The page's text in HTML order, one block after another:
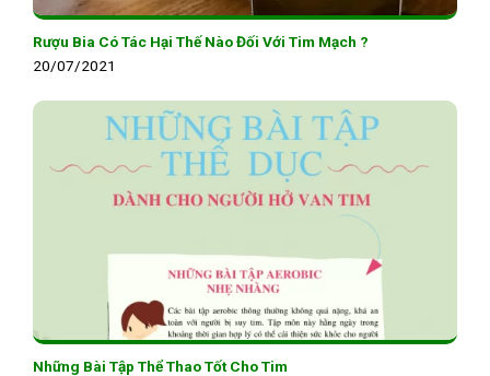
Rượu Bia Có Tác Hại Thế Nào Đối Với Tim Mạch ?
20/07/2021
Những Bài Tập Thể Thao Tốt Cho Tim